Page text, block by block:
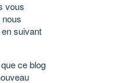
vous
suivant
ce blog